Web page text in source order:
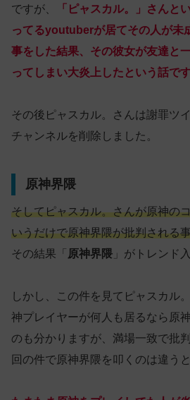
ですが、
「ピャスカル。」さんと
ってるyoutuberが居てその人が未
事をした結果、その彼女が友達と
ってしまい大炎上したという話です
その後ピャスカル。さんは謝罪ツ
チャンネルを削除しました。
原神界隈
そしてピャスカル。さんが原神の
いうだけで原神界隈が批判される
その結果「 原神界隈 」がトレンド
しかし、この件を見てピャスカル
神プレイヤーが何人も居るなら原
のも分かりますが、満場一致で批
回の件で原神界隈を叩くのは違う